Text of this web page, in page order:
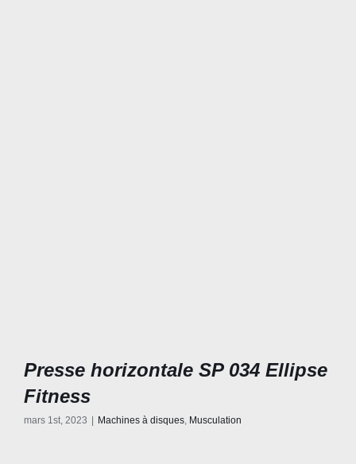
Presse horizontale SP 034 Ellipse
Fitness
mars 1st, 2023 Machines à disques, Musculation